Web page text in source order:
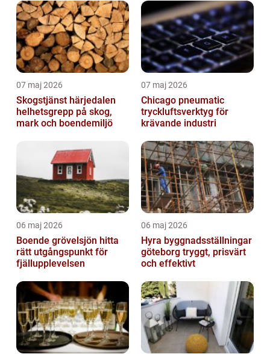
07 maj 2026
Skogstjänst härjedalen
helhetsgrepp på skog,
mark och boendemiljö
07 maj 2026
Chicago pneumatic
tryckluftsverktyg för
krävande industri
06 maj 2026
Boende grövelsjön hitta
rätt utgångspunkt för
fjällupplevelsen
06 maj 2026
Hyra byggnadsställningar
göteborg tryggt, prisvärt
och effektivt